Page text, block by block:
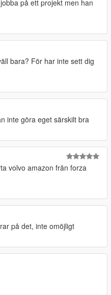
på ett projekt men han
bara? För har inte sett dig
inte göra eget särskilt bra
volvo amazon från forza
på det, inte omöjligt